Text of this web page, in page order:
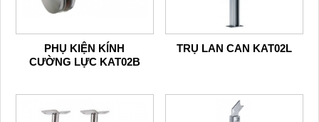
PHỤ KIỆN KÍNH
CƯỜNG LỰC KAT02B
TRỤ LAN CAN KAT02L